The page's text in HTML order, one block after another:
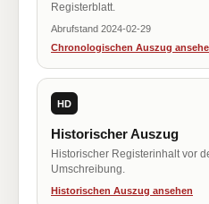
Registerblatt.
Abrufstand 2024-02-29
Chronologischen Auszug
HD
Historischer Auszug
Historischer Registerinhalt vor
Umschreibung.
Historischen Auszug ansehen